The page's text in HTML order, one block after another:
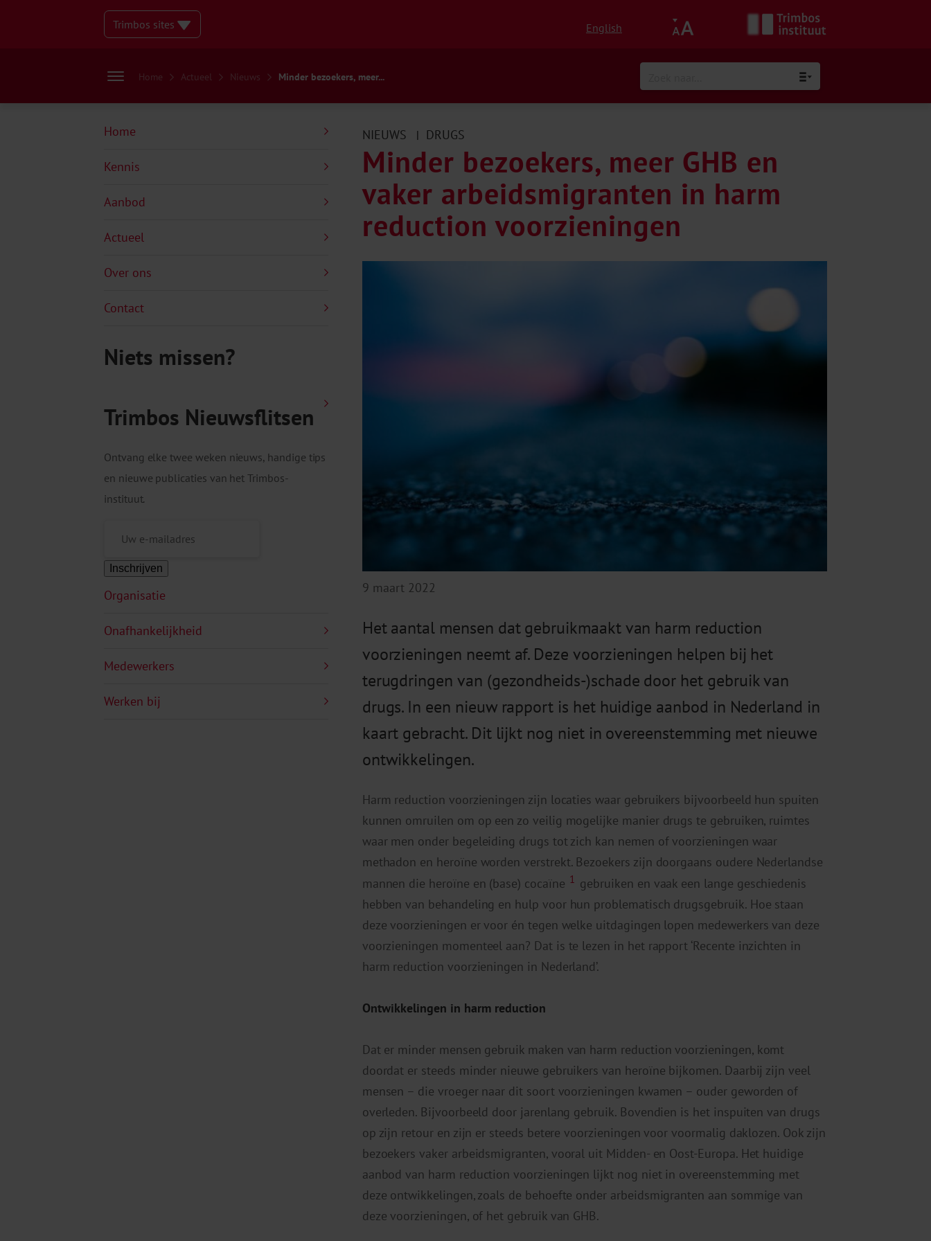
Trimbos sites English
Home Actueel Nieuws Minder bezoekers, meer...
Home
Kennis
Aanbod
Actueel
Over ons
Contact
Niets missen?
Trimbos Nieuwsflitsen
Ontvang elke twee weken nieuws, handige tips
en nieuwe publicaties van het Trimbos-
instituut.
Inschrijven
Organisatie
Onafhankelijkheid
Medewerkers
Werken bij
NIEUWS | DRUGS
Minder bezoekers, meer GHB en
vaker arbeidsmigranten in harm
reduction voorzieningen
9 maart 2022
Het aantal mensen dat gebruikmaakt van harm reduction
voorzieningen neemt af. Deze voorzieningen helpen bij het
terugdringen van (gezondheids-)schade door het gebruik van
drugs. In een nieuw rapport is het huidige aanbod in Nederland in
kaart gebracht. Dit lijkt nog niet in overeenstemming met nieuwe
ontwikkelingen.
Harm reduction voorzieningen zijn locaties waar gebruikers bijvoorbeeld hun spuiten
kunnen omruilen om op een zo veilig mogelijke manier drugs te gebruiken, ruimtes
waar men onder begeleiding drugs tot zich kan nemen of voorzieningen waar
methadon en heroïne worden verstrekt. Bezoekers zijn doorgaans oudere Nederlandse
mannen die heroïne en (base) cocaïne 1 gebruiken en vaak een lange geschiedenis
hebben van behandeling en hulp voor hun problematisch drugsgebruik. Hoe staan
deze voorzieningen er voor én tegen welke uitdagingen lopen medewerkers van deze
voorzieningen momenteel aan? Dat is te lezen in het rapport ‘Recente inzichten in
harm reduction voorzieningen in Nederland’.
Ontwikkelingen in harm reduction
Dat er minder mensen gebruik maken van harm reduction voorzieningen, komt
doordat er steeds minder nieuwe gebruikers van heroïne bijkomen. Daarbij zijn veel
mensen – die vroeger naar dit soort voorzieningen kwamen – ouder geworden of
overleden. Bijvoorbeeld door jarenlang gebruik. Bovendien is het inspuiten van drugs
op zijn retour en zijn er steeds betere voorzieningen voor voormalig daklozen. Ook zijn
bezoekers vaker arbeidsmigranten, vooral uit Midden- en Oost-Europa. Het huidige
aanbod van harm reduction voorzieningen lijkt nog niet in overeenstemming met
deze ontwikkelingen, zoals de behoefte onder arbeidsmigranten aan sommige van
deze voorzieningen, of het gebruik van GHB.